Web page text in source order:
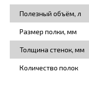
Полезный объём, л
Размер полки, мм
Толщина стенок, мм
Количество полок